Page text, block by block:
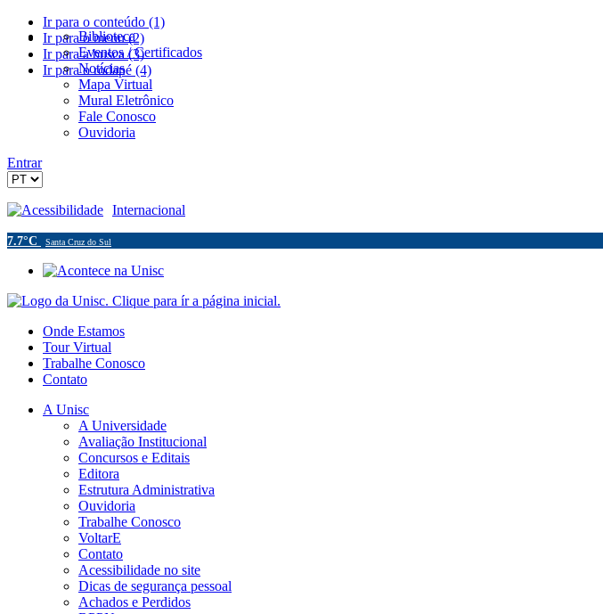
Ir para o conteúdo (1)
Ir para o menu (2)
Ir para a busca (3)
Ir para o rodapé (4)
Biblioteca
Eventos / Certificados
Notícias
Mapa Virtual
Mural Eletrônico
Fale Conosco
Ouvidoria
Entrar
Acessibilidade Internacional
7.7°C Santa Cruz do Sul
Onde Estamos
Tour Virtual
Trabalhe Conosco
Contato
A Unisc
A Universidade
Avaliação Institucional
Concursos e Editais
Editora
Estrutura Administrativa
Ouvidoria
Trabalhe Conosco
VoltarE
Contato
Acessibilidade no site
Dicas de segurança pessoal
Achados e Perdidos